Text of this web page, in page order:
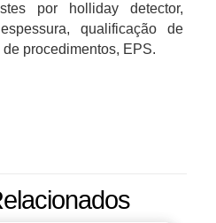
por holliday detector,
qualificação de
procedimentos, EPS.